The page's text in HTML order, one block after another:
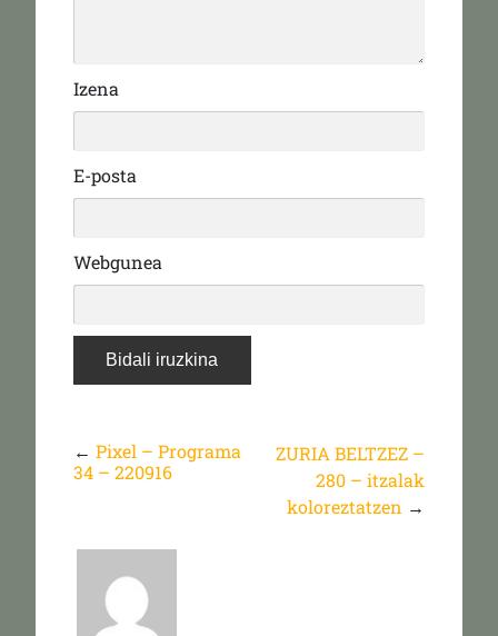
Izena
E-posta
Webgunea
← Pixel – Programa
34 – 220916
ZURIA BELTZEZ –
280 – itzalak
koloreztatzen →